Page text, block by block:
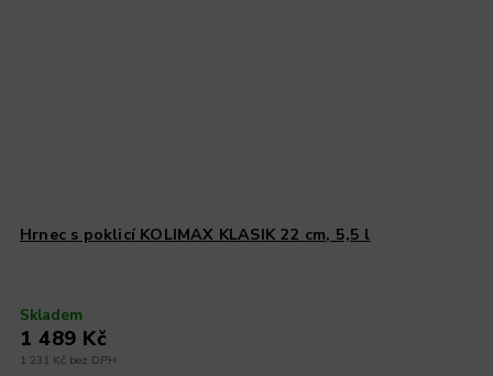
Hrnec s poklicí KOLIMAX KLASIK 22 cm, 5,5 l
Skladem
1 231 Kč bez DPH
1 489 Kč